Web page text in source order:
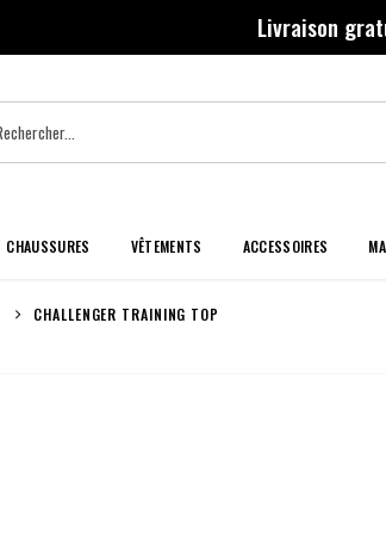
Livraison
CHAUSSURES VÊTEMENTS ACCESSOIRES
CHALLENGER TRAINING TOP